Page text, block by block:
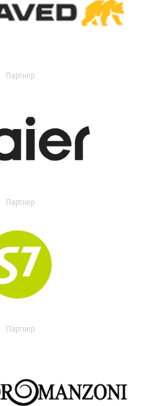
Партнер
Партнер
Партнер